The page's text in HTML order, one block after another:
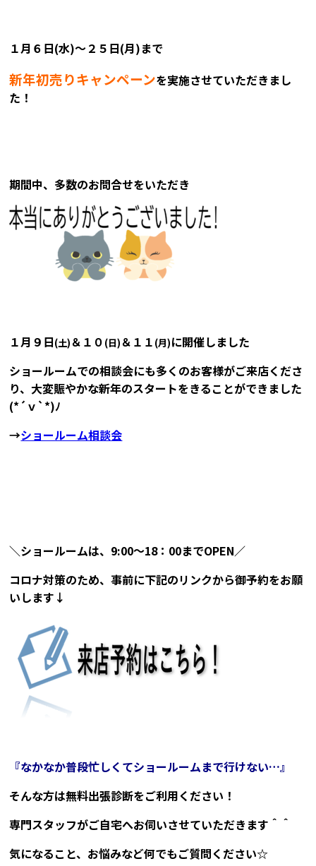
１月６日(水)～２５日(月)まで
新年初売りキャンペーンを実施させていただきまし
た！
期間中、多数のお問合せをいただき
１月９日(土) ＆１０ (日) ＆１１ (月)に開催しました
ショールームでの相談会にも多くのお客様がご来店くださ
り、大変賑やかな新年のスタートをきることができました
(*´ｖ`*)ﾉ
→ショールーム相談会
＼ショールームは、9:00～18：00までOPEN／
コロナ対策のため、事前に下記のリンクから御予約をお願
いします↓
『なかなか普段忙しくてショールームまで行けない…』
そんな方は無料出張診断をご利用ください！
専門スタッフがご自宅へお伺いさせていただきます＾＾
気になること、お悩みなど何でもご質問ください☆